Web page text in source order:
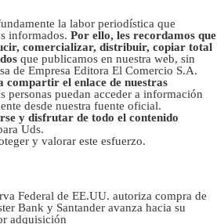
la labor periodística que
informados. Por ello, les recordamos que
comercializar, distribuir, copiar total
que publicamos en nuestra web, sin
de Empresa Editora El Comercio S.A.
compartir el enlace de nuestras
personas puedan acceder a información
desde nuestra fuente oficial.
y disfrutar de todo el contenido
Uds.
y valorar este esfuerzo.
Federal de EE.UU. autoriza compra de
Bank y Santander avanza hacia su
adquisición